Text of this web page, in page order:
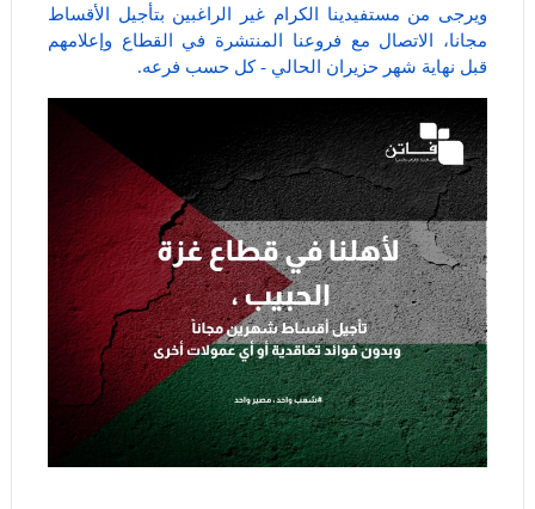
ويرجى من مستفيدينا الكرام غير الراغبين بتأجيل الأقساط
مجانا، الاتصال مع فروعنا المنتشرة في القطاع وإعلامهم
قبل نهاية شهر حزيران الحالي - كل حسب فرعه.